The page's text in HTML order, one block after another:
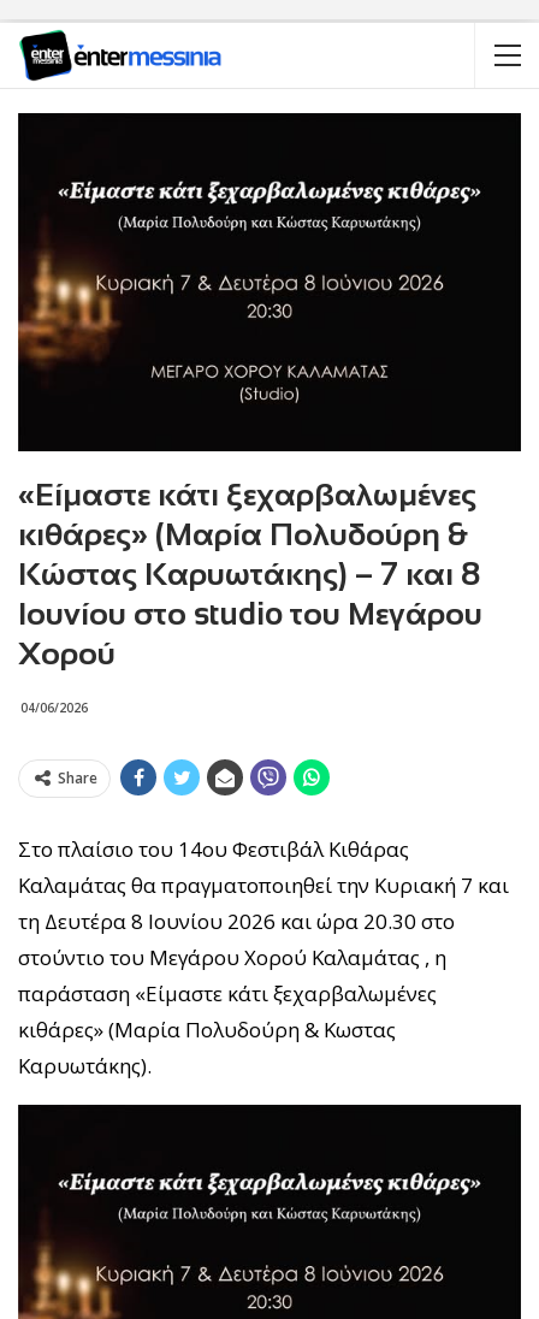
«Είμαστε κάτι ξεχαρβαλωμένες
κιθάρες» (Μαρία Πολυδούρη &
Κώστας Καρυωτάκης) – 7 και 8
Ιουνίου στο studio του Μεγάρου
Χορού
04/06/2026
Share
Στο πλαίσιο του 14ου Φεστιβάλ Κιθάρας
Καλαμάτας θα πραγματοποιηθεί την Κυριακή 7 και
τη Δευτέρα 8 Ιουνίου 2026 και ώρα 20.30 στο
στούντιο του Μεγάρου Χορού Καλαμάτας , η
παράσταση «Είμαστε κάτι ξεχαρβαλωμένες
κιθάρες» (Μαρία Πολυδούρη & Κωστας
Καρυωτάκης).